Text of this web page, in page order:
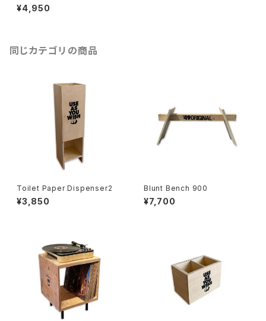
¥4,950
同じカテゴリの商品
Toilet Paper Dispenser2
¥3,850
Blunt Bench 900
¥7,700